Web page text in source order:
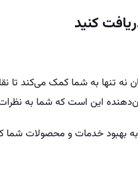
نه تنها به شما کمک می‌کند
این است که شما به
به بهبود خدمات و محصولات شما